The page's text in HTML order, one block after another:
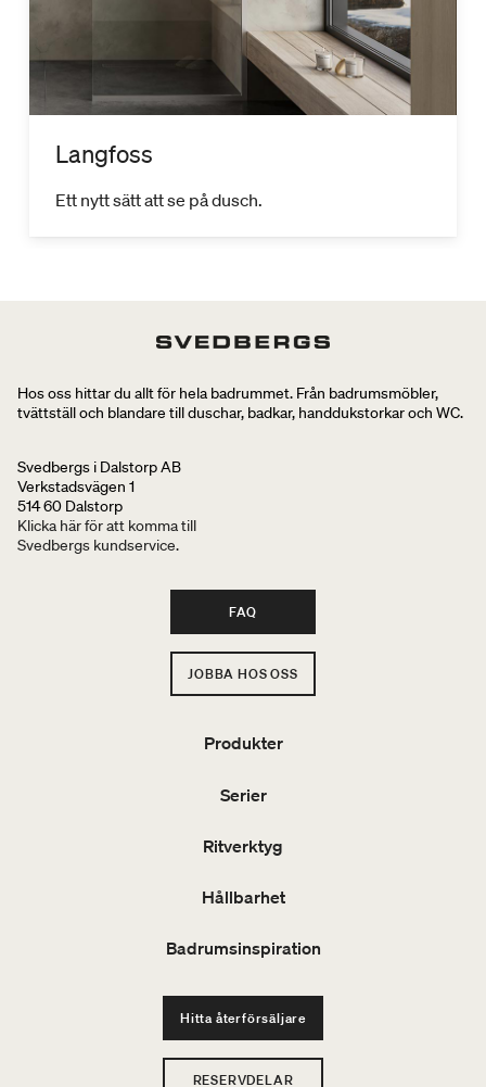
Langfoss
Ett nytt sätt att se på dusch.
Hos oss hittar du allt för hela badrummet. Från badrumsmöbler,
tvättställ och blandare till duschar, badkar, handdukstorkar och WC.
Svedbergs i Dalstorp AB
Verkstadsvägen 1
514 60 Dalstorp
Klicka här för att komma till
Svedbergs kundservice.
FAQ
JOBBA HOS OSS
Produkter
Serier
Ritverktyg
Hållbarhet
Badrumsinspiration
Hitta återförsäljare
RESERVDELAR